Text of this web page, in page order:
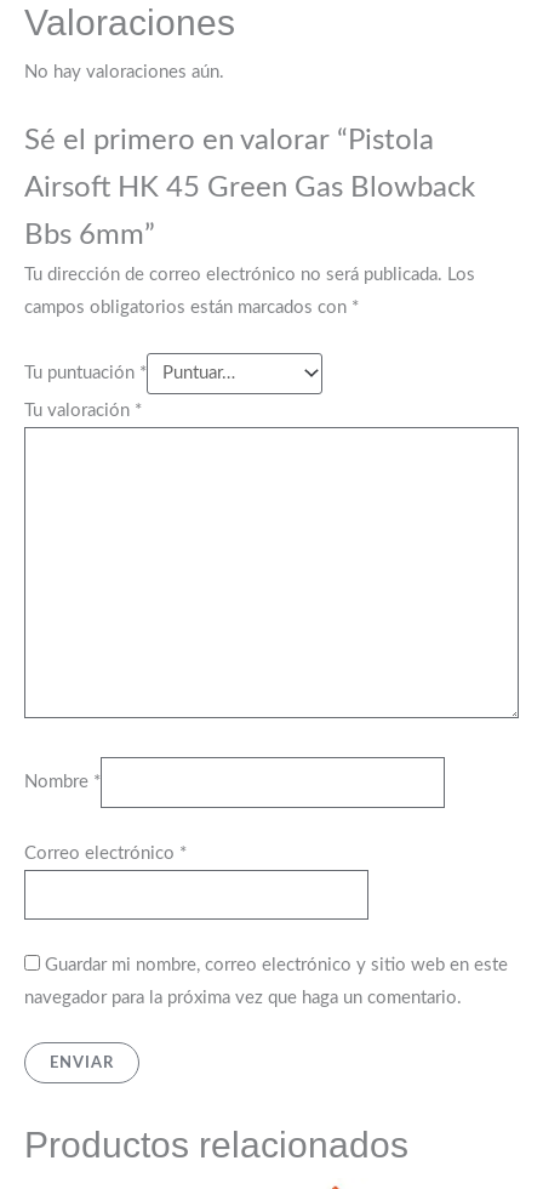
Valoraciones
No hay valoraciones aún.
Sé el primero en valorar “Pistola
Airsoft HK 45 Green Gas Blowback
Bbs 6mm”
Tu dirección de correo electrónico no será publicada. Los
campos obligatorios están marcados con *
Tu puntuación *
Tu valoración *
Nombre *
Correo electrónico *
Guardar mi nombre, correo electrónico y sitio web en este
navegador para la próxima vez que haga un comentario.
Productos relacionados